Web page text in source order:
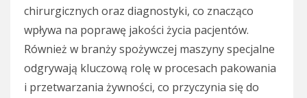
chirurgicznych oraz diagnostyki, co znacząco
wpływa na poprawę jakości życia pacjentów.
Również w branży spożywczej maszyny specjalne
odgrywają kluczową rolę w procesach pakowania
i przetwarzania żywności, co przyczynia się do